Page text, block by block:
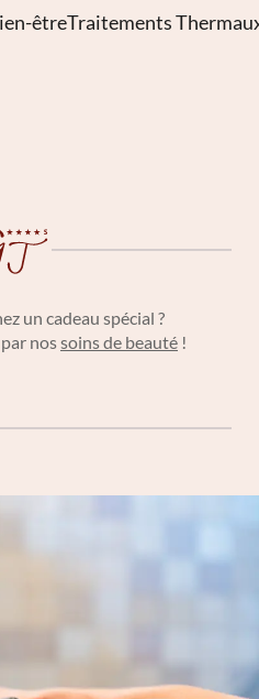
un cadeau spécial ?
nossoins de beauté !